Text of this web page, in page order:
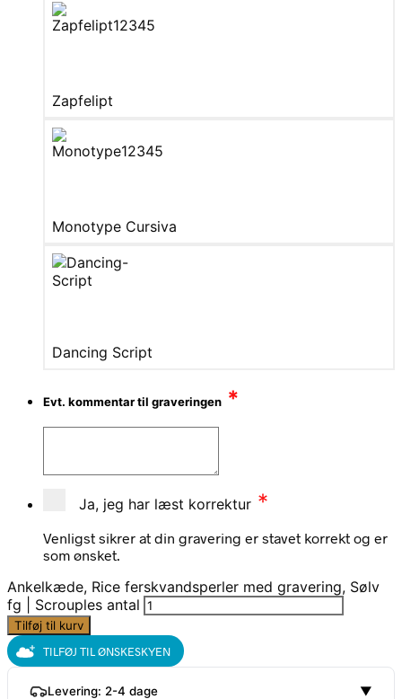
Zapfelipt
Monotype Cursiva
Dancing Script
Evt. kommentar til graveringen *
Ja, jeg har læst korrektur *
Venligst sikrer at din gravering er stavet korrekt og er
som ønsket.
Ankelkæde, Rice ferskvandsperler med gravering, Sølv
fg | Scrouples antal
Tilføj til kurv
TILFØJ TIL ØNSKESKYEN
Levering: 2-4 dage ▼